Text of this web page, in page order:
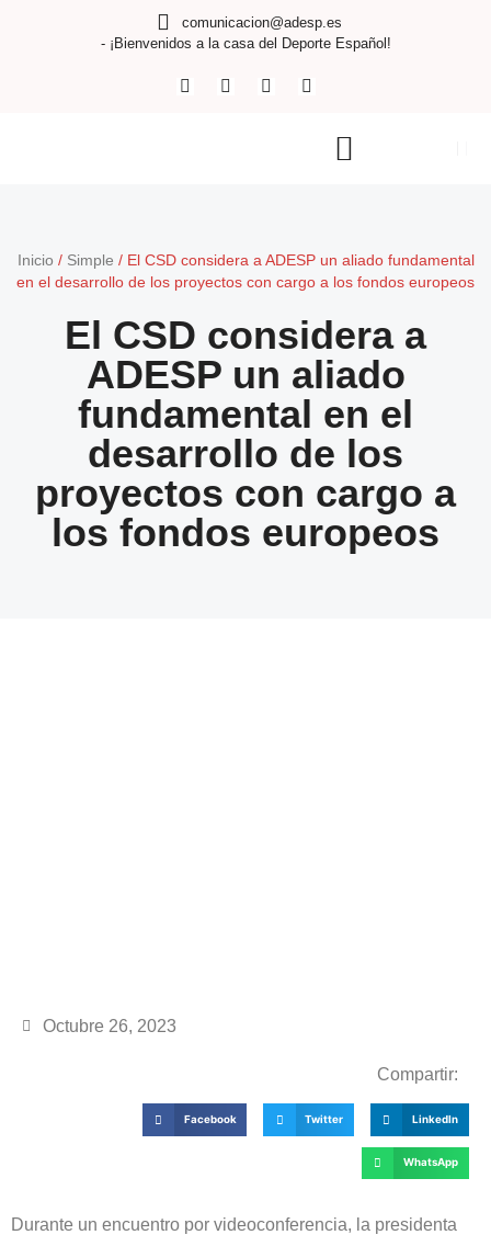
comunicacion@adesp.es
- ¡Bienvenidos a la casa del Deporte Español!
Inicio / Simple / El CSD considera a ADESP un aliado fundamental
en el desarrollo de los proyectos con cargo a los fondos europeos
El CSD considera a
ADESP un aliado
fundamental en el
desarrollo de los
proyectos con cargo a
los fondos europeos
Octubre 26, 2023
Compartir:
Facebook Twitter LinkedIn
WhatsApp
Durante un encuentro por videoconferencia, la presidenta